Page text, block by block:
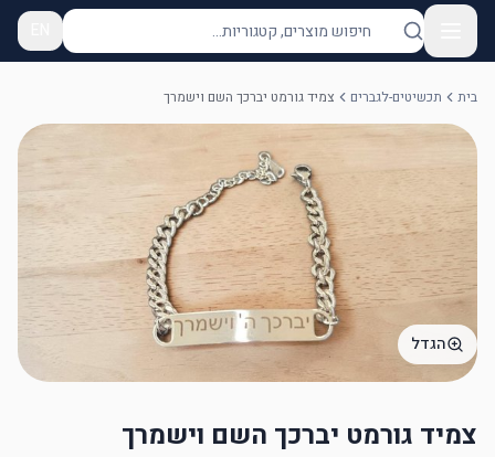
בית תכשיטים-לגברים צמיד גורמט יברכך השם וישמרך
הגדל
צמיד גורמט יברכך השם וישמרך